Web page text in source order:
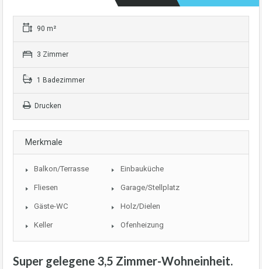
90 m²
3 Zimmer
1 Badezimmer
Drucken
Merkmale
Balkon/Terrasse Einbauküche
Fliesen Garage/Stellplatz
Gäste-WC Holz/Dielen
Keller Ofenheizung
Super gelegene 3,5 Zimmer-Wohneinheit.